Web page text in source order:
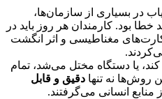
در بسیاری از سازمان‌ها،
بود. کارمندان هر روز باید در
مغناطیسی و اثر انگشت
یا دستگاه مختل می‌شد، تمام
روش‌ها نه تنها دقیق و قابل
منابع انسانی می‌گرفتند.